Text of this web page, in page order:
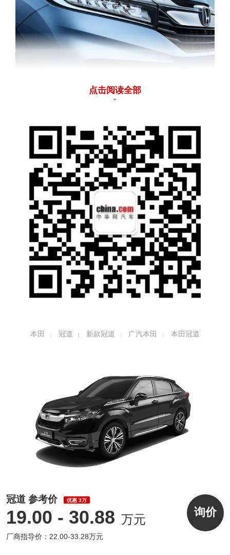
作为广汽本田的旗舰车型，冠道拥有非凡的个
性与高级的豪华感。此次发布的新款车型，对
个性化的设计、宽敞的室内空间、强劲畅快的
了个性更加突出的大五座运动豪华SUV。
点击阅读全部
本田 冠道 新款冠道 广汽本田 本田冠道
冠道 参考价 优惠 3万
19.00 - 30.88 万元
厂商指导价：22.00-33.28万元
询价